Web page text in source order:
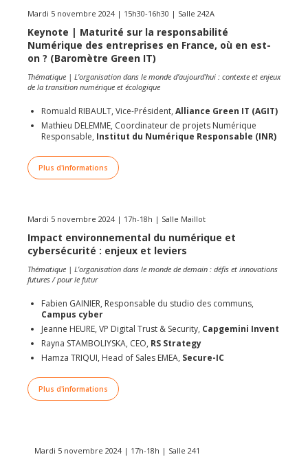
Mardi 5 novembre 2024 | 15h30-16h30 | Salle 242A
Keynote | Maturité sur la responsabilité
Numérique des entreprises en France, où en est-
on ? (Baromètre Green IT)
Thématique | L’organisation dans le monde d’aujourd’hui : contexte et enjeux
de la transition numérique et écologique
Romuald RIBAULT, Vice-Président, Alliance Green IT (AGIT)
Mathieu DELEMME, Coordinateur de projets Numérique
Responsable, Institut du Numérique Responsable (INR)
Plus d'informations
Mardi 5 novembre 2024 | 17h-18h | Salle Maillot
Impact environnemental du numérique et
cybersécurité : enjeux et leviers
Thématique | L’organisation dans le monde de demain : défis et innovations
futures / pour le futur
Fabien GAINIER, Responsable du studio des communs,
Campus cyber
Jeanne HEURE, VP Digital Trust & Security, Capgemini Invent
Rayna STAMBOLIYSKA, CEO, RS Strategy
Hamza TRIQUI, Head of Sales EMEA, Secure-IC
Plus d'informations
Mardi 5 novembre 2024 | 17h-18h | Salle 241